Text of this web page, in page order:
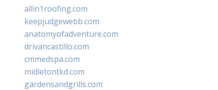
allin1roofing.com
keepjudgewebb.com
anatomyofadventure.com
drivancastillo.com
cmmedspa.com
midletontkd.com
gardensandgrills.com